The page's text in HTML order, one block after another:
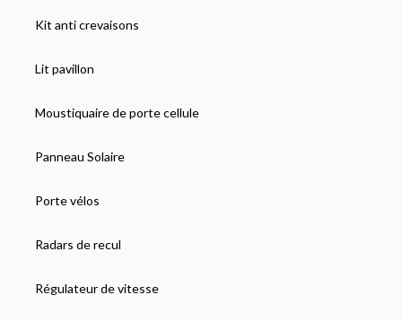
Kit anti crevaisons
Lit pavillon
Moustiquaire de porte cellule
Panneau Solaire
Porte vélos
Radars de recul
Régulateur de vitesse